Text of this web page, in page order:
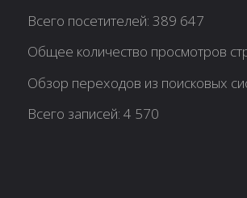
Всего посетителей:389 647
Общее количество просмотров
Обзор переходов из поисковых
Всего записей:4 570